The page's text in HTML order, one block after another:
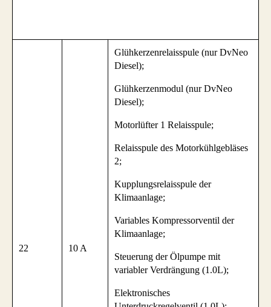
22 10 A
Glühkerzenrelaisspule (nur DvNeo
Diesel);
Glühkerzenmodul (nur DvNeo
Diesel);
Motorlüfter 1 Relaisspule;
Relaisspule des Motorkühlgebläses
2;
Kupplungsrelaisspule der
Klimaanlage;
Variables Kompressorventil der
Klimaanlage;
Steuerung der Ölpumpe mit
variabler Verdrängung (1.0L);
Elektronisches